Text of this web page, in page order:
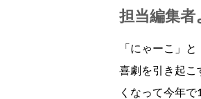
担当編集者
「にゃーこ」
喜劇を引き起こ
くなって今年